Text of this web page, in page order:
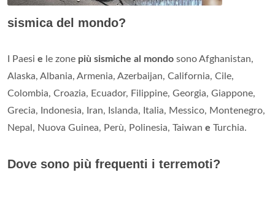
sismica del mondo?
I Paesi e le zone più sismiche al mondo sono Afghanistan,
Alaska, Albania, Armenia, Azerbaijan, California, Cile,
Colombia, Croazia, Ecuador, Filippine, Georgia, Giappone,
Grecia, Indonesia, Iran, Islanda, Italia, Messico, Montenegro,
Nepal, Nuova Guinea, Perù, Polinesia, Taiwan e Turchia.
Dove sono più frequenti i terremoti?